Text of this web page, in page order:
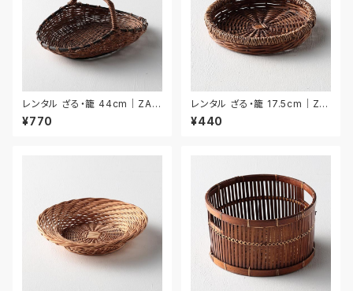
レンタル ざる・籠 44cm｜ZAR
020
¥770
レンタル ざる・籠 17.5cm｜ZA
R034
¥440